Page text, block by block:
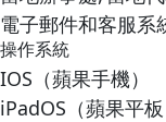
電子郵件和客服系
操作系統
IOS（蘋果手機）
iPadOS（蘋果平板